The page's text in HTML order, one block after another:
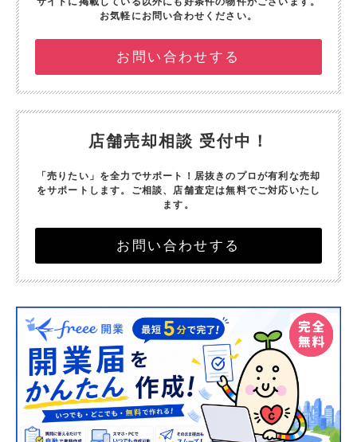
お気軽にお問い合わせください。
お問い合わせする
店舗売却相談 受付中！
「売りたい」を全力でサポート！ 居抜きのプロが有利な売却
をサポートします。 ご相談、店舗査定は無料でご対応いたし
ます。
お問い合わせする